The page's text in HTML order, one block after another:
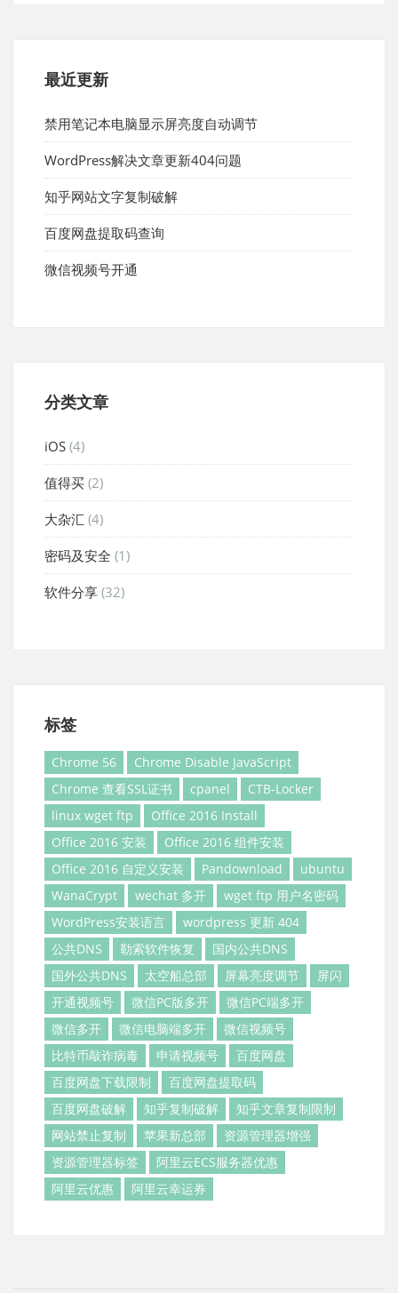
最近更新
禁用笔记本电脑显示屏亮度自动调节
WordPress解决文章更新404问题
知乎网站文字复制破解
百度网盘提取码查询
微信视频号开通
分类文章
iOS (4)
值得买 (2)
大杂汇 (4)
密码及安全 (1)
软件分享 (32)
标签
Chrome 56
Chrome Disable JavaScript
Chrome 查看SSL证书
cpanel
CTB-Locker
linux wget ftp
Office 2016 Install
Office 2016 安装
Office 2016 组件安装
Office 2016 自定义安装
Pandownload
ubuntu
WanaCrypt
wechat 多开
wget ftp 用户名密码
WordPress安装语言
wordpress 更新 404
公共DNS
勒索软件恢复
国内公共DNS
国外公共DNS
太空船总部 屏幕亮度调节
屏闪
开通视频号
微信PC版多开
微信PC端多开
微信多开
微信电脑端多开
微信视频号
比特币敲诈病毒
申请视频号
百度网盘
百度网盘下载限制
百度网盘提取码
百度网盘破解
知乎复制破解
知乎文章复制限制
网站禁止复制
苹果新总部
资源管理器增强
资源管理器标签
阿里云ECS服务器优惠
阿里云优惠
阿里云幸运券